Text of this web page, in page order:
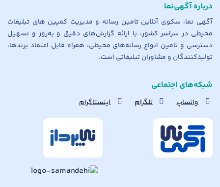
درباره آگهی‌نما
آگهی نما، سکوی آنلاین تامین رسانه و مدیریت کمپین های تبلیغات
محیطی در سراسر کشور، با ارائه گزارش‌های دقیق و به‌روز و تسهیل
دسترسی و تامین انواع رسانه‌های محیطی، همراه قابل اعتماد برندها،
تولیدکنندگان و مشاوران تبلیغاتی است.
شبکه‌های اجتماعی
واتساپ تلگرام اینستاگرام